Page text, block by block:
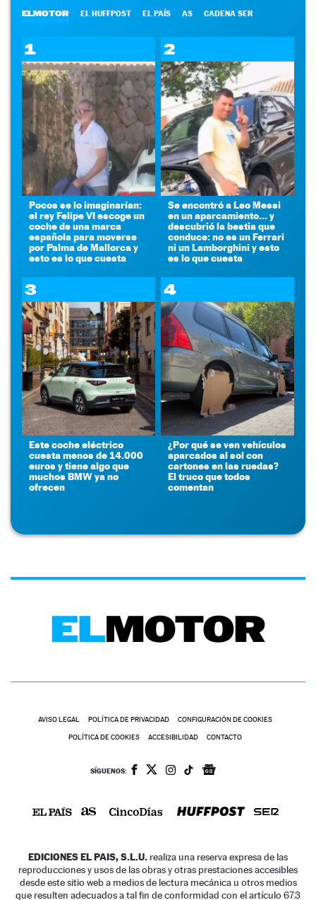
ELMOTOR EL HUFFPOST EL PAÍS AS CADENA SER
1
Pocos se lo imaginarían:
el rey Felipe VI escoge un
coche de una marca
española para moverse
por Palma de Mallorca y
esto es lo que cuesta
2
Se encontró a Leo Messi
en un aparcamiento... y
descubrió la bestia que
conduce: no es un Ferrari
ni un Lamborghini y esto
es lo que cuesta
3
Este coche eléctrico
cuesta menos de 14.000
euros y tiene algo que
muchos BMW ya no
ofrecen
4
¿Por qué se ven vehículos
aparcados al sol con
cartones en las ruedas?
El truco que todos
comentan
AVISO LEGAL POLÍTICA DE PRIVACIDAD CONFIGURACIÓN DE COOKIES
POLÍTICA DE COOKIES ACCESIBILIDAD CONTACTO
SÍGUENOS:
EDICIONES EL PAIS, S.L.U. realiza una reserva expresa de las
reproducciones y usos de las obras y otras prestaciones accesibles
desde este sitio web a medios de lectura mecánica u otros medios
que resulten adecuados a tal fin de conformidad con el artículo 67.3